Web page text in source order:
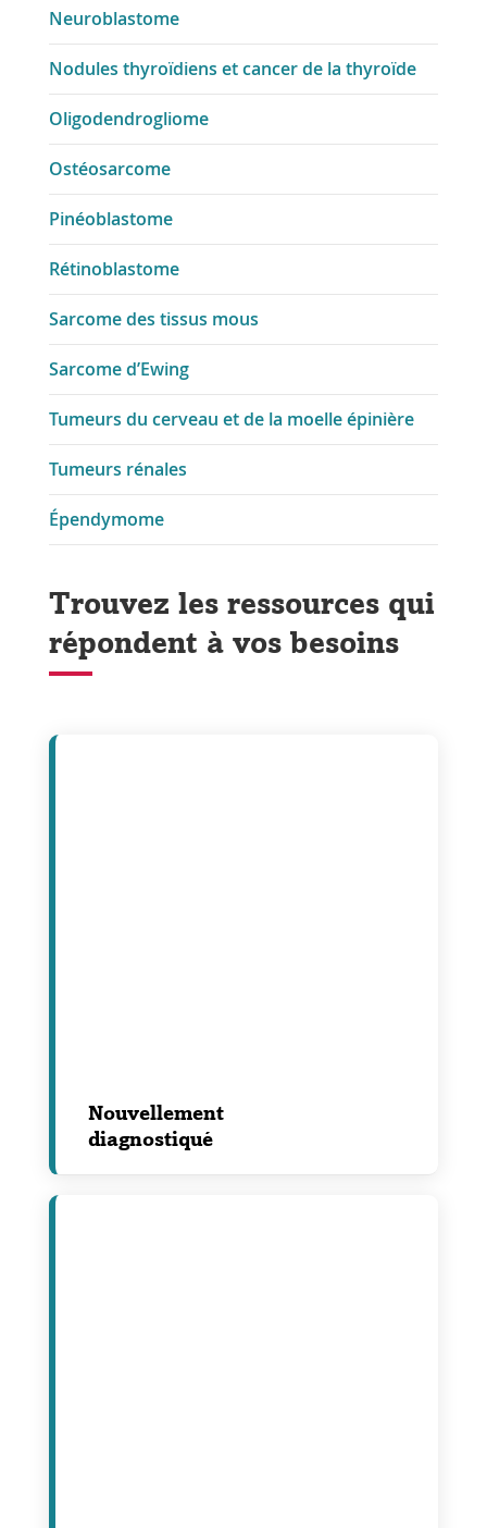
Neuroblastome
Nodules thyroïdiens et cancer de la thyroïde
Oligodendrogliome
Ostéosarcome
Pinéoblastome
Rétinoblastome
Sarcome des tissus mous
Sarcome d’Ewing
Tumeurs du cerveau et de la moelle épinière
Tumeurs rénales
Épendymome
Trouvez les ressources qui
répondent à vos besoins
Nouvellement
diagnostiqué